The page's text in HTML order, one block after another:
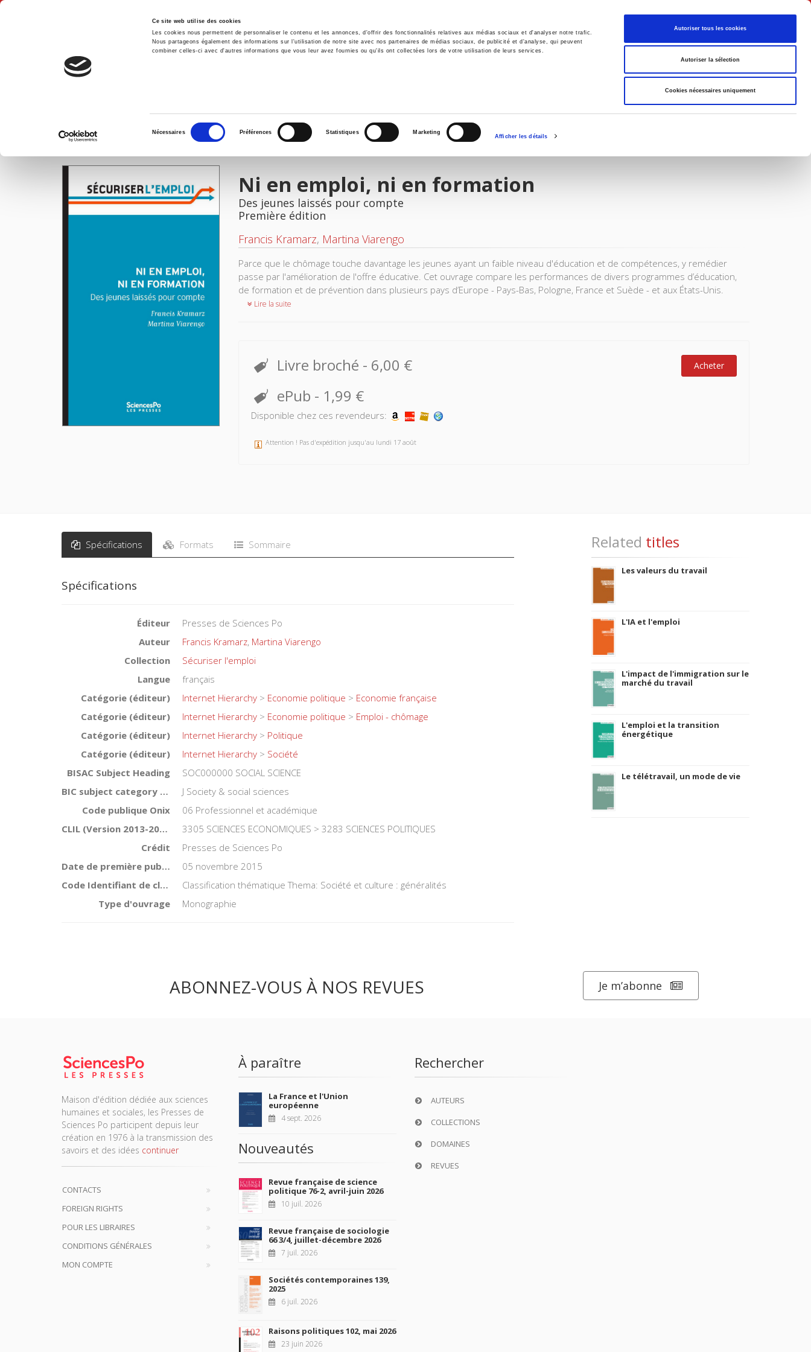
Ce site web utilise des cookies
Les cookies nous permettent de personnaliser le contenu et les annonces, d'offrir des fonctionnalités relatives aux médias sociaux et d'analyser notre trafic.
Nous partageons également des informations sur l'utilisation de notre site avec nos partenaires de médias sociaux, de publicité et d'analyse, qui peuvent
combiner celles-ci avec d'autres informations que vous leur avez fournies ou qu'ils ont collectées lors de votre utilisation de leurs services.
consentement
Nécessaires Préférences Statistiques Marketing
Afficher les détails
Autoriser tous les cookies
Autoriser la sélection
Cookies nécessaires uniquement
Français
Accueil Environnement Histoire International
IMAGES
Ni en emploi, ni en formation
Des jeunes laissés pour compte
Première édition
Francis Kramarz, Martina Viarengo
Parce que le chômage touche davantage les jeunes ayant un faible niveau d'éducation et de compétences, y remédier
passe par l'amélioration de l'offre éducative. Cet ouvrage compare les performances de divers programmes d’éducation,
de formation et de prévention dans plusieurs pays d’Europe - Pays-Bas, Pologne, France et Suède - et aux États-Unis.
Lire la suite
Livre broché - 6,00 € Acheter
ePub - 1,99 €
Disponible chez ces revendeurs:
Attention ! Pas d'expédition jusqu'au lundi 17 août
Spécifications Formats Sommaire
Spécifications
Éditeur
Presses de Sciences Po
Auteur
Francis Kramarz, Martina Viarengo
Collection
Sécuriser l'emploi
Langue
français
Catégorie (éditeur)
Internet Hierarchy > Economie politique > Economie française
Catégorie (éditeur)
Internet Hierarchy > Economie politique > Emploi - chômage
Catégorie (éditeur)
Internet Hierarchy > Politique
Catégorie (éditeur)
Internet Hierarchy > Société
BISAC Subject Heading
SOC000000 SOCIAL SCIENCE
BIC subject category (UK)
J Society & social sciences
Code publique Onix
06 Professionnel et académique
CLIL (Version 2013-2019 )
3305 SCIENCES ECONOMIQUES > 3283 SCIENCES POLITIQUES
Crédit
Presses de Sciences Po
Date de première publication du titre
05 novembre 2015
Code Identifiant de classement sujet
Classification thématique Thema: Société et culture : généralités
Type d'ouvrage
Monographie
Related titles
Les valeurs du travail
L'IA et l'emploi
L'impact de l'immigration sur le
marché du travail
L'emploi et la transition
énergétique
Le télétravail, un mode de vie
ABONNEZ-VOUS À NOS REVUES Je m’abonne
Maison d'édition dédiée aux sciences
humaines et sociales, les Presses de
Sciences Po participent depuis leur
création en 1976 à la transmission des
savoirs et des idées continuer
CONTACTS
FOREIGN RIGHTS
POUR LES LIBRAIRES
CONDITIONS GÉNÉRALES
MON COMPTE
À paraître
La France et l'Union
européenne
4 sept. 2026
Nouveautés
Revue française de science
politique 76-2, avril-juin 2026
10 juil. 2026
Revue française de sociologie
66 3/4, juillet-décembre 2026
7 juil. 2026
Sociétés contemporaines 139,
2025
6 juil. 2026
Raisons politiques 102, mai 2026
23 juin 2026
Rechercher
AUTEURS
COLLECTIONS
DOMAINES
REVUES